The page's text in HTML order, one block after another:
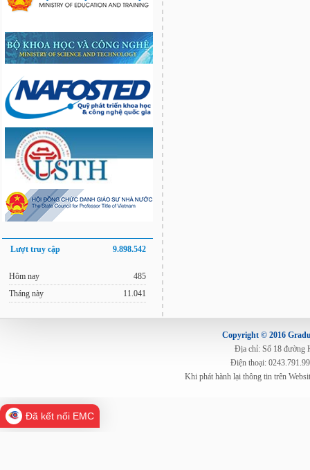
Lượt truy cập 9.898.542
Hôm nay
Tháng này
485
11.041
Copyright © 2016
Địa chỉ: Số 18 đường
Điện thoại:
Khi phát hành lại thông tin trên
Đã kết nối EMC